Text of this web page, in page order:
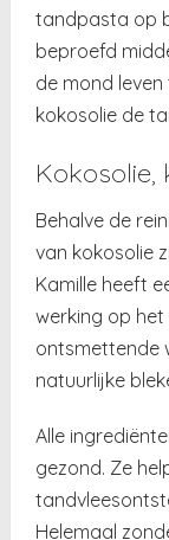
tandpasta op
beproefd
de mond
kokosolie de
Kokosolie,
Behalve de
van kokosolie
Kamille heeft
werking op het
ontsmettende
natuurlijke
Alle
gezond. Ze
Helemaal